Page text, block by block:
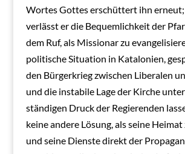
Wortes Gottes erschüttert ihn erneut;
verlässt er die Bequemlichkeit der
dem Ruf, als Missionar zu
politische Situation in Katalonien,
den Bürgerkrieg zwischen Liberalen
und die instabile Lage der Kirche
ständigen Druck der Regierenden
keine andere Lösung, als seine Heimat
und seine Dienste direkt der